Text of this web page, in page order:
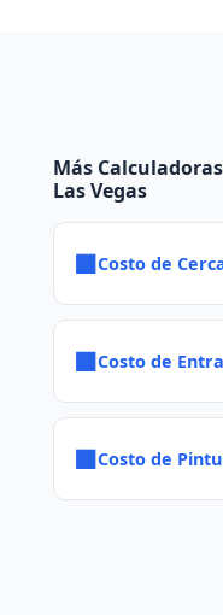
Más
Las Vegas
■Costo de
■Costo de
■Costo de